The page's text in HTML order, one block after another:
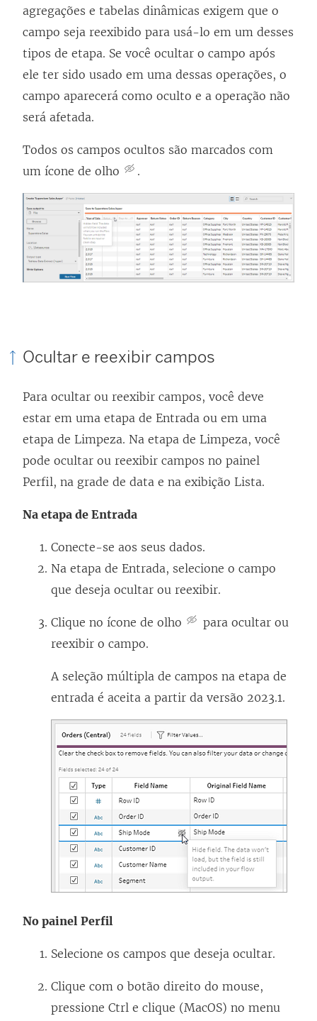
agregações e tabelas dinâmicas exigem que o
campo seja reexibido para usá-lo em um desses
tipos de etapa. Se você ocultar o campo após
ele ter sido usado em uma dessas operações, o
campo aparecerá como oculto e a operação não
será afetada.
Todos os campos ocultos são marcados com
um ícone de olho
.
Ocultar e reexibir campos
Para ocultar ou reexibir campos, você deve
estar em uma etapa de Entrada ou em uma
etapa de Limpeza. Na etapa de Limpeza, você
pode ocultar ou reexibir campos no painel
Perfil, na grade de data e na exibição Lista.
Na etapa de Entrada
Conecte-se aos seus dados.
Na etapa de Entrada, selecione o campo
que deseja ocultar ou reexibir.
Clique no ícone de olho
para ocultar ou
reexibir o campo.
A seleção múltipla de campos na etapa de
entrada é aceita a partir da versão 2023.1.
No painel Perfil
Selecione os campos que deseja ocultar.
Clique com o botão direito do mouse,
pressione Ctrl e clique (MacOS) no menu